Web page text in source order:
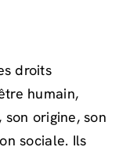
droits
humain,
origine, son
sociale. Ils